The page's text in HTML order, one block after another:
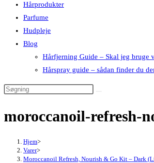
Hårprodukter
Parfume
Hudpleje
Blog
Hårfjerning Guide – Skal jeg bruge
Hårspray guide – sådan finder du
moroccanoil-refresh-
Hjem>
Varer>
Moroccanoil Refresh, Nourish & Go Kit – Dark